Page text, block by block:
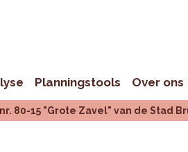
Planningstools Over ons
80-15 "Grote Zavel" van de Stad